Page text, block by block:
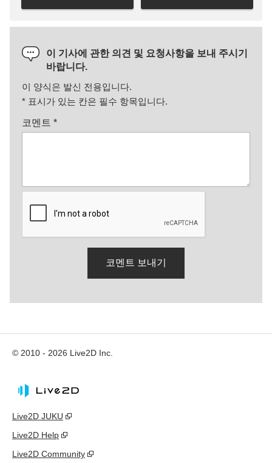
이 기사에 관한 의견 및 요청사항을 보내 주시기
바랍니다.
이 양식은 발신 전용입니다.
* 표시가 있는 칸은 필수 항목입니다.
코멘트 *
© 2010 - 2026 Live2D Inc.
Live2D JUKU
Live2D Help
Live2D Community